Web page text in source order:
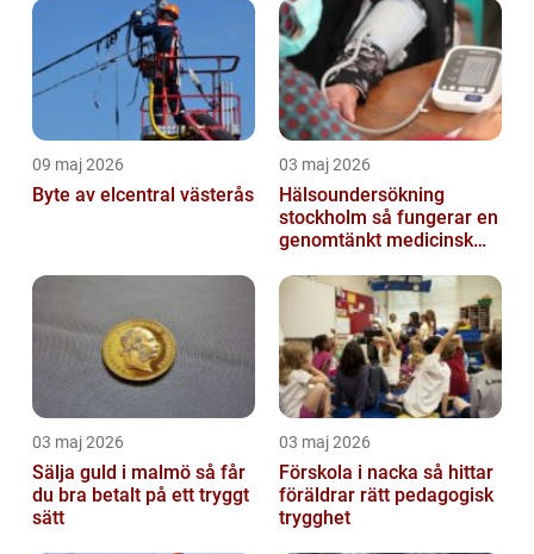
09 maj 2026
Byte av elcentral västerås
03 maj 2026
Hälsoundersökning
stockholm så fungerar en
genomtänkt medicinsk
03 maj 2026
Sälja guld i malmö så får
du bra betalt på ett tryggt
sätt
03 maj 2026
Förskola i nacka så hittar
föräldrar rätt pedagogisk
trygghet